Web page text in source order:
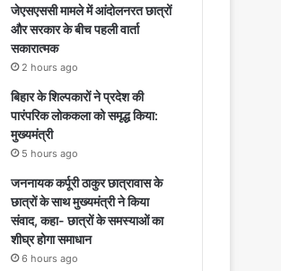
जेएसएससी मामले में आंदोलनरत छात्रों
और सरकार के बीच पहली वार्ता
सकारात्मक
2 hours ago
बिहार के शिल्पकारों ने प्रदेश की
पारंपरिक लोककला को समृद्ध किया:
मुख्यमंत्री
5 hours ago
जननायक कर्पूरी ठाकुर छात्रावास के
छात्रों के साथ मुख्यमंत्री ने किया
संवाद, कहा- छात्रों के समस्याओं का
शीघ्र होगा समाधान
6 hours ago